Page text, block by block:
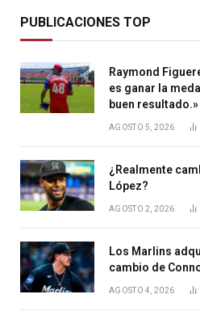
PUBLICACIONES TOP
Raymond
es ganar la
buen resultado.»
AGOSTO 5, 2026
¿Realmente
López?
AGOSTO 2, 2026
Los Marlins
cambio de
AGOSTO 4, 2026